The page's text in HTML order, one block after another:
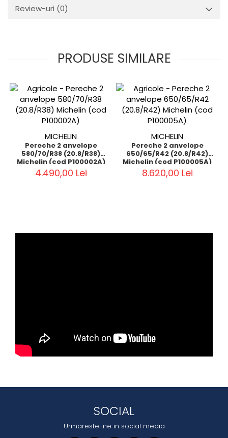
Review-uri (0)
PRODUSE SIMILARE
MICHELIN
Pereche 2 anvelope
580/70/R38 (20.8/R38)
Michelin (cod P100002A)
4.490,00 Lei
MICHELIN
Pereche 2 anvelope
650/65/R42 (20.8/R42)
Michelin (cod P100005A)
8.620,00 Lei
SOCIAL
Urmareste-ne in social media